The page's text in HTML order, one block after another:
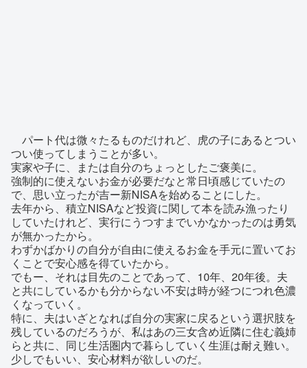
パート代は微々たるものだけれど、虎の子にあるとつい
つい使ってしまうことが多い。
実家や子に、または自分のちょっとしたご褒美に。
強制的に使えないお金が必要だなと常日頃感じていたの
で、思い立ったが吉ー新NISAを始めることにした。
去年から、積立NISAなど投資に関して本を読み漁ったり
していたけれど、実行にうつすまでいかなかったのは勇気
が無かったから。
わずかばかりの自分が自由に使えるお金を手元に置いてお
くことで安心感を得ていたから。
でもー、それは目先のことであって、10年、20年後。夫
と共にしているかも分からない不安は時が経つにつれ色濃
くなっていく。
特に、夫はいざとなれば自分の実家に戻るという選択肢を
残しているのだろうが、私はあの三女含め近隣に住む義姉
らと共に、同じ生活圏内で暮らしていく生涯は耐え難い。
少しでもいい、安心材料が欲しいのだ。